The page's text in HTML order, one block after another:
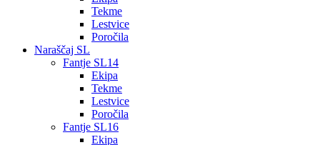
Tekme
Lestvice
Poročila
Naraščaj SL
Fantje SL14
Ekipa
Tekme
Lestvice
Poročila
Fantje SL16
Ekipa